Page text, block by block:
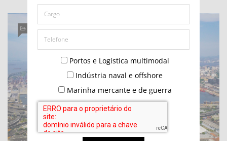
Portos e Logística multimodal
Indústria naval e offshore
Marinha mercante e de guerra
OPINIÃO